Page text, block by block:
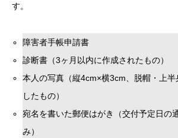
す。
障害者手帳申請書
診断書（3ヶ月以内に作成されたもの）
本人の写真（縦4cm×横3cm、脱帽・上
したもの）
宛名を書いた郵便はがき（交付予定日の
み）